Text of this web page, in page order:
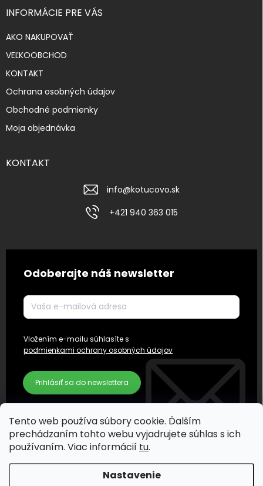
Tento web používa súbory cookie. Ďalším
prechádzaním tohto webu vyjadrujete súhlas s ich
používaním. Viac informácií tu.
Nastavenie
INFORMÁCIE PRE VÁS
AKO NAKUPOVAŤ
VEĽKOOBCHOD
KONTAKT
Ochrana osobných údajov
Obchodné podmienky
Moja objednávka
KONTAKT
info@kotucovo.sk
+421 940 363 015
Odoberajte náš newsletter
Vložením e-mailu súhlasíte s
podmienkami ochrany osobných údajov
Prihlásiť sa do newslettera